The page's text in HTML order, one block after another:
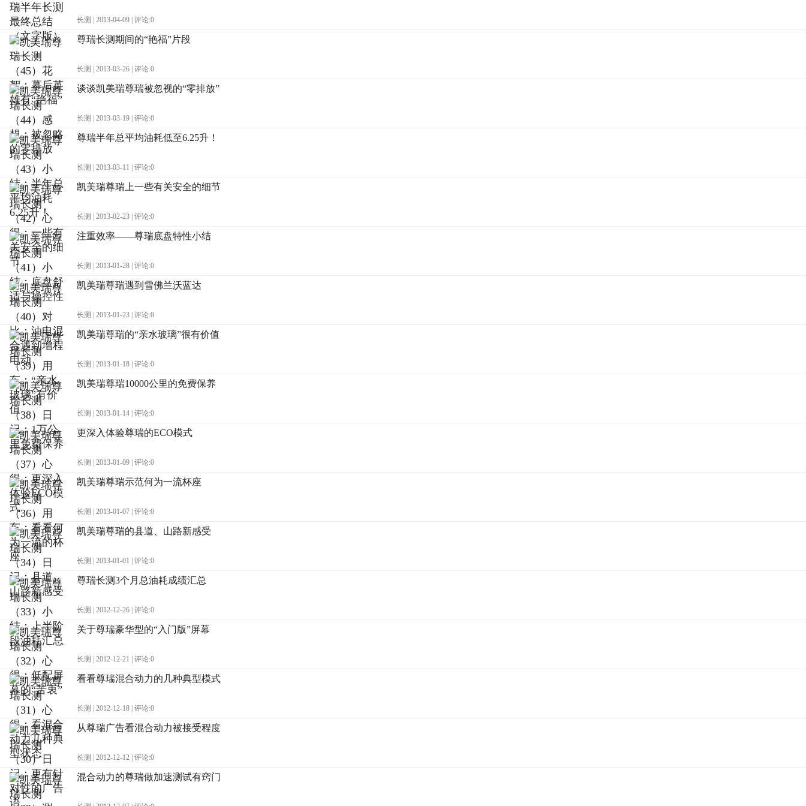
长测 | 2013-04-09 | 评论:0
尊瑞长测期间的“艳福”片段
长测 | 2013-03-26 | 评论:0
谈谈凯美瑞尊瑞被忽视的“零排放”
长测 | 2013-03-19 | 评论:0
尊瑞半年总平均油耗低至6.25升！
长测 | 2013-03-11 | 评论:0
凯美瑞尊瑞上一些有关安全的细节
长测 | 2013-02-23 | 评论:0
注重效率——尊瑞底盘特性小结
长测 | 2013-01-28 | 评论:0
凯美瑞尊瑞遇到雪佛兰沃蓝达
长测 | 2013-01-23 | 评论:0
凯美瑞尊瑞的“亲水玻璃”很有价值
长测 | 2013-01-18 | 评论:0
凯美瑞尊瑞10000公里的免费保养
长测 | 2013-01-14 | 评论:0
更深入体验尊瑞的ECO模式
长测 | 2013-01-09 | 评论:0
凯美瑞尊瑞示范何为一流杯座
长测 | 2013-01-07 | 评论:0
凯美瑞尊瑞的县道、山路新感受
长测 | 2013-01-01 | 评论:0
尊瑞长测3个月总油耗成绩汇总
长测 | 2012-12-26 | 评论:0
关于尊瑞豪华型的“入门版”屏幕
长测 | 2012-12-21 | 评论:0
看看尊瑞混合动力的几种典型模式
长测 | 2012-12-18 | 评论:0
从尊瑞广告看混合动力被接受程度
长测 | 2012-12-12 | 评论:0
混合动力的尊瑞做加速测试有窍门